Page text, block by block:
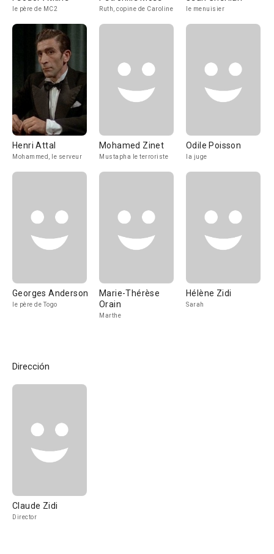
le père de MC2 Ruth, copine de Caroline le menuisier
Henri Attal
Mohammed, le serveur
Mohamed Zinet
Mustapha le terroriste
Odile Poisson
la juge
Georges Anderson
le père de Togo
Marie-Thérèse
Orain
Marthe
Hélène Zidi
Sarah
Dirección
Claude Zidi
Director